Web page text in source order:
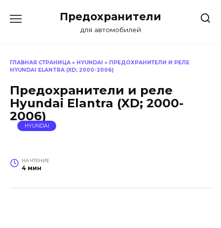
Предохранители
для автомобилей
ГЛАВНАЯ СТРАНИЦА » HYUNDAI » ПРЕДОХРАНИТЕЛИ И РЕЛЕ
HYUNDAI ELANTRA (XD; 2000-2006)
Предохранители и реле
Hyundai Elantra (XD; 2000-
2006)
HYUNDAI
НА ЧТЕНИЕ
4 мин